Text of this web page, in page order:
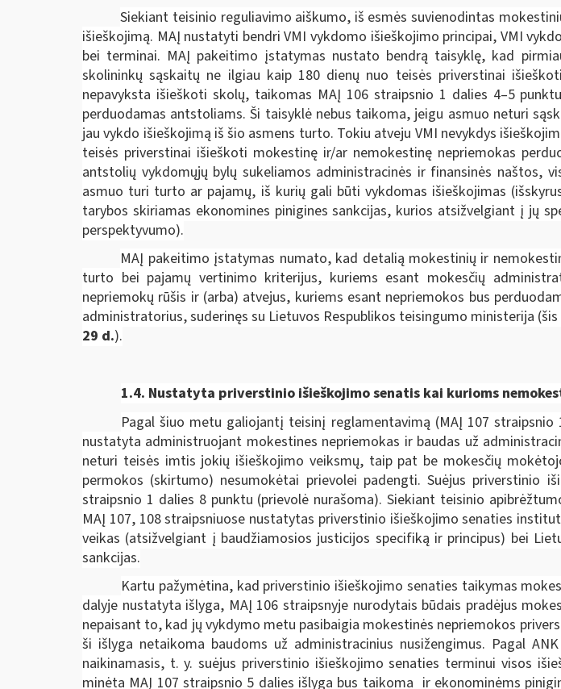
Siekiant teisinio reguliavimo aiškumo, iš esmės suvienodintas
išieškojimą. MAĮ nustatyti bendri VMI vykdomo išieškojimo principai, VMI
bei terminai. MAĮ pakeitimo įstatymas nustato bendrą taisyklę, kad
skolininkų sąskaitų ne ilgiau kaip 180 dienų nuo teisės priverstinai
nepavyksta išieškoti skolų, taikomas MAĮ 106 straipsnio 1 dalies 4–5
perduodamas antstoliams. Ši taisyklė nebus taikoma, jeigu asmuo neturi
jau vykdo išieškojimą iš šio asmens turto. Tokiu atveju VMI nevykdys
teisės priverstinai išieškoti mokestinę ir/ar nemokestinę nepriemokas
antstolių vykdomųjų bylų sukeliamos administracinės ir finansinės naštos,
asmuo turi turto ar pajamų, iš kurių gali būti vykdomas išieškojimas
tarybos skiriamas ekonomines pinigines sankcijas, kurios atsižvelgiant į jų
perspektyvumo).
MAĮ pakeitimo įstatymas numato, kad detalią mokestinių ir
turto bei pajamų vertinimo kriterijus, kuriems esant mokesčių
nepriemokų rūšis ir (arba) atvejus, kuriems esant nepriemokos bus
administratorius, suderinęs su Lietuvos Respublikos teisingumo ministerija
29 d.).
1.4. Nustatyta priverstinio išieškojimo senatis kai kurioms
Pagal šiuo metu galiojantį teisinį reglamentavimą (MAĮ 107
nustatyta administruojant mokestines nepriemokas ir baudas už
neturi teisės imtis jokių išieškojimo veiksmų, taip pat be mokesčių
permokos (skirtumo) nesumokėtai prievolei padengti. Suėjus priverstinio
straipsnio 1 dalies 8 punktu (prievolė nurašoma). Siekiant teisinio
MAĮ 107, 108 straipsniuose nustatytas priverstinio išieškojimo senaties
veikas (atsižvelgiant į baudžiamosios justicijos specifiką ir principus) bei
sankcijas.
Kartu pažymėtina, kad priverstinio išieškojimo senaties taikymas
dalyje nustatyta išlyga, MAĮ 106 straipsnyje nurodytais būdais pradėjus
nepaisant to, kad jų vykdymo metu pasibaigia mokestinės nepriemokos
ši išlyga netaikoma baudoms už administracinius nusižengimus. Pagal
naikinamasis, t. y. suėjus priverstinio išieškojimo senaties terminui visos
minėta MAĮ 107 straipsnio 5 dalies išlyga bus taikoma ir ekonominėms